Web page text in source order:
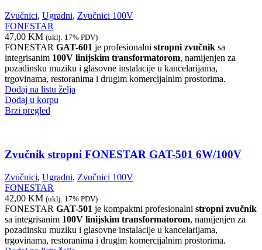
Zvučnici, Ugradni, Zvučnici 100V
FONESTAR
47,00 KM (uklj. 17% PDV)
FONESTAR GAT-601 je profesionalni stropni zvučnik sa
integrisanim 100V linijskim transformatorom, namijenjen za
pozadinsku muziku i glasovne instalacije u kancelarijama,
trgovinama, restoranima i drugim komercijalnim prostorima.
Dodaj na listu želja
Dodaj u korpu
Brzi pregled
Zvučnik stropni FONESTAR GAT-501 6W/100V
Zvučnici, Ugradni, Zvučnici 100V
FONESTAR
42,00 KM (uklj. 17% PDV)
FONESTAR GAT-501 je kompaktni profesionalni stropni zvučnik
sa integrisanim 100V linijskim transformatorom, namijenjen za
pozadinsku muziku i glasovne instalacije u kancelarijama,
trgovinama, restoranima i drugim komercijalnim prostorima.